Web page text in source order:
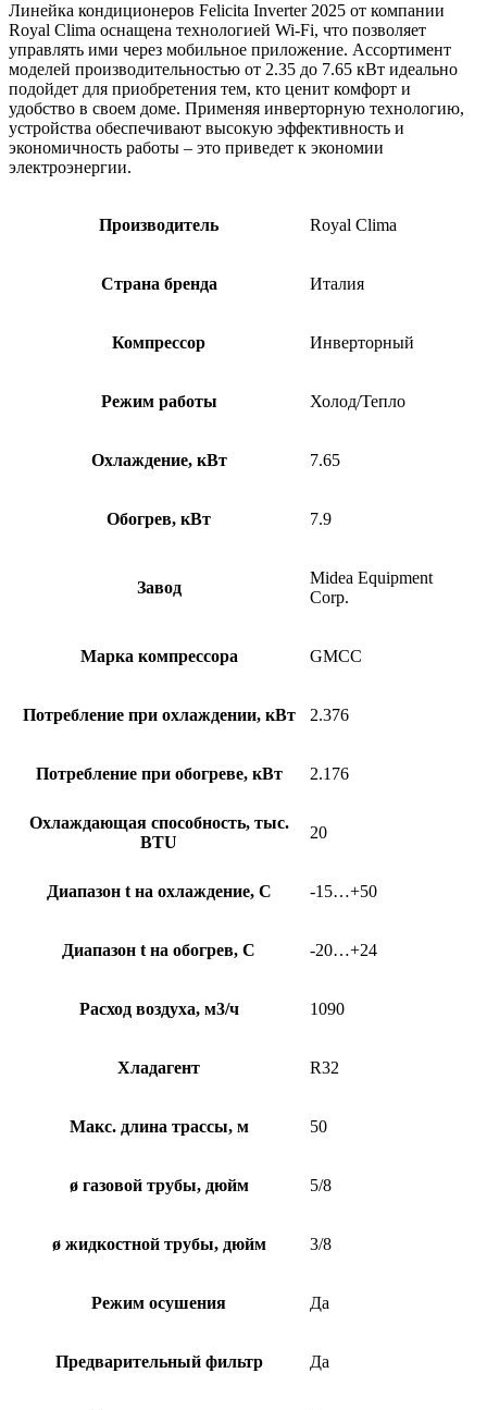
Линейка кондиционеров Felicita Inverter 2025 от компании
Royal Clima оснащена технологией Wi-Fi, что позволяет
управлять ими через мобильное приложение. Ассортимент
моделей производительностью от 2.35 до 7.65 кВт идеально
подойдет для приобретения тем, кто ценит комфорт и
удобство в своем доме. Применяя инверторную технологию,
устройства обеспечивают высокую эффективность и
экономичность работы – это приведет к экономии
электроэнергии.
Производитель Royal Clima
Страна бренда Италия
Компрессор Инверторный
Режим работы Холод/Тепло
Охлаждение, кВт 7.65
Обогрев, кВт 7.9
Завод
Midea Equipment
Corp.
Марка компрессора GMCC
Потребление при охлаждении, кВт 2.376
Потребление при обогреве, кВт 2.176
Охлаждающая способность, тыс.
BTU
20
Диапазон t на охлаждение, С -15…+50
Диапазон t на обогрев, С -20…+24
Расход воздуха, м3/ч 1090
Хладагент R32
Макс. длина трассы, м 50
ø газовой трубы, дюйм 5/8
ø жидкостной трубы, дюйм 3/8
Режим осушения Да
Предварительный фильтр Да